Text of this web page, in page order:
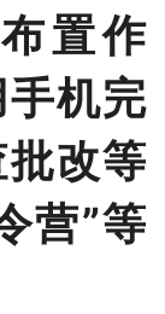
置作
机完
改等
营”等